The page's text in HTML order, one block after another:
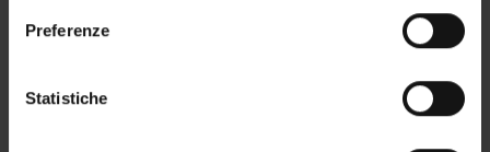
raccogliere informazioni sulla tua posizione
geografica, con un'approssimazione di qualche
Preferenze
Statistiche
People